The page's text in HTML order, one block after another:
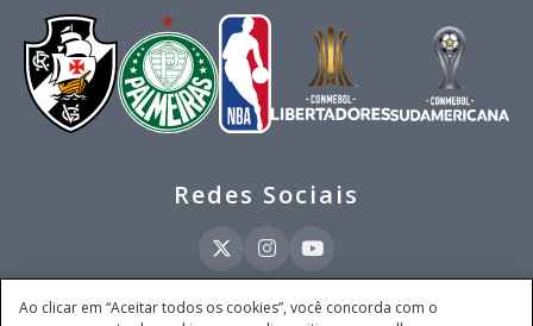
Redes Sociais
Ao clicar em “Aceitar todos os cookies”, você concorda com o